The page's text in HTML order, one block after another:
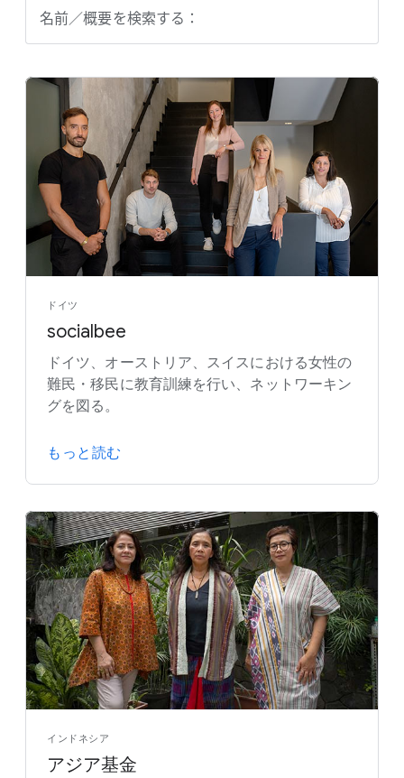
名前／概要を検索する：
ドイツ
socialbee
ドイツ、オーストリア、スイスにおける女性の
難民・移民に教育訓練を行い、ネットワーキン
グを図る。
もっと読む
インドネシア
アジア基金